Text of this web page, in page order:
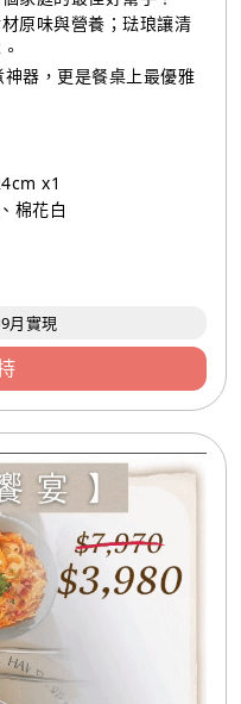
原味與營養；琺琅讓清
器，更是餐桌上最優雅
x1
棉花白
月實現